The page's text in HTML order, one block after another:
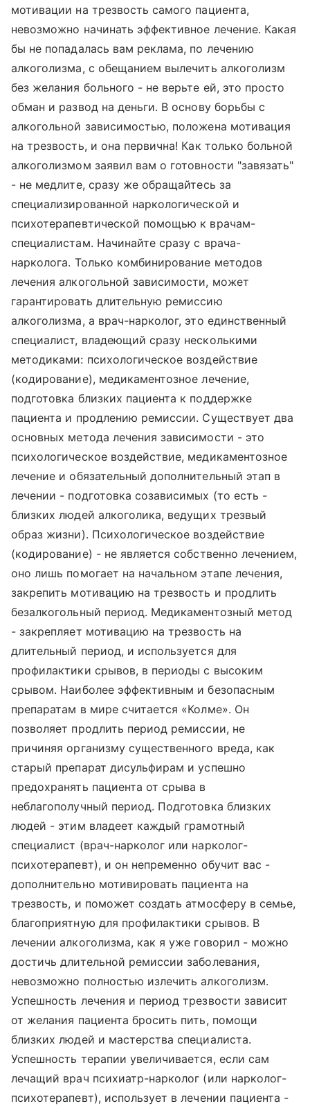
мотивации на трезвость самого пациента,
невозможно начинать эффективное лечение. Какая
бы не попадалась вам реклама, по лечению
алкоголизма, с обещанием вылечить алкоголизм
без желания больного - не верьте ей, это просто
обман и развод на деньги. В основу борьбы с
алкогольной зависимостью, положена мотивация
на трезвость, и она первична! Как только больной
алкоголизмом заявил вам о готовности "завязать"
- не медлите, сразу же обращайтесь за
специализированной наркологической и
психотерапевтической помощью к врачам-
специалистам. Начинайте сразу с врача-
нарколога. Только комбинирование методов
лечения алкогольной зависимости, может
гарантировать длительную ремиссию
алкоголизма, а врач-нарколог, это единственный
специалист, владеющий сразу несколькими
методиками: психологическое воздействие
(кодирование), медикаментозное лечение,
подготовка близких пациента к поддержке
пациента и продлению ремиссии. Существует два
основных метода лечения зависимости - это
психологическое воздействие, медикаментозное
лечение и обязательный дополнительный этап в
лечении - подготовка созависимых (то есть -
близких людей алкоголика, ведущих трезвый
образ жизни). Психологическое воздействие
(кодирование) - не является собственно лечением,
оно лишь помогает на начальном этапе лечения,
закрепить мотивацию на трезвость и продлить
безалкогольный период. Медикаментозный метод
- закрепляет мотивацию на трезвость на
длительный период, и используется для
профилактики срывов, в периоды с высоким
срывом. Наиболее эффективным и безопасным
препаратам в мире считается «Колме». Он
позволяет продлить период ремиссии, не
причиняя организму существенного вреда, как
старый препарат дисульфирам и успешно
предохранять пациента от срыва в
неблагополучный период. Подготовка близких
людей - этим владеет каждый грамотный
специалист (врач-нарколог или нарколог-
психотерапевт), и он непременно обучит вас -
дополнительно мотивировать пациента на
трезвость, и поможет создать атмосферу в семье,
благоприятную для профилактики срывов. В
лечении алкоголизма, как я уже говорил - можно
достичь длительной ремиссии заболевания,
невозможно полностью излечить алкоголизм.
Успешность лечения и период трезвости зависит
от желания пациента бросить пить, помощи
близких людей и мастерства специалиста.
Успешность терапии увеличивается, если сам
лечащий врач психиатр-нарколог (или нарколог-
психотерапевт), использует в лечении пациента -